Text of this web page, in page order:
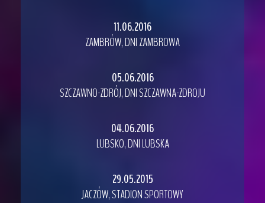
11.06.2016
ZAMBRÓW, DNI ZAMBROWA
05.06.2016
SZCZAWNO-ZDRÓJ, DNI SZCZAWNA-ZDROJU
04.06.2016
LUBSKO, DNI LUBSKA
29.05.2015
JACZÓW, STADION SPORTOWY